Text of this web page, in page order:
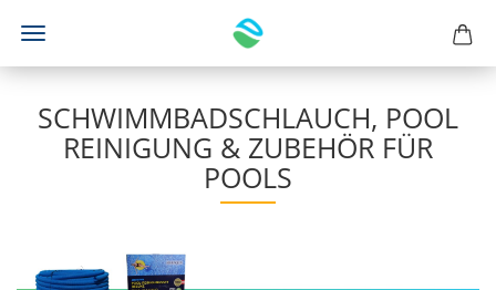
SCHWIMMBADSCHLAUCH, POOL
REINIGUNG & ZUBEHÖR FÜR
POOLS